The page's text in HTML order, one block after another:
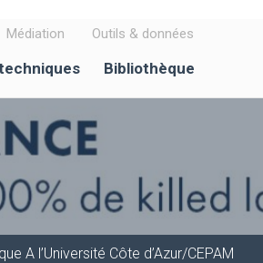
Médiation Outils & données
Bibliothèque
A l’Université Côte d’Azur/CEPAM